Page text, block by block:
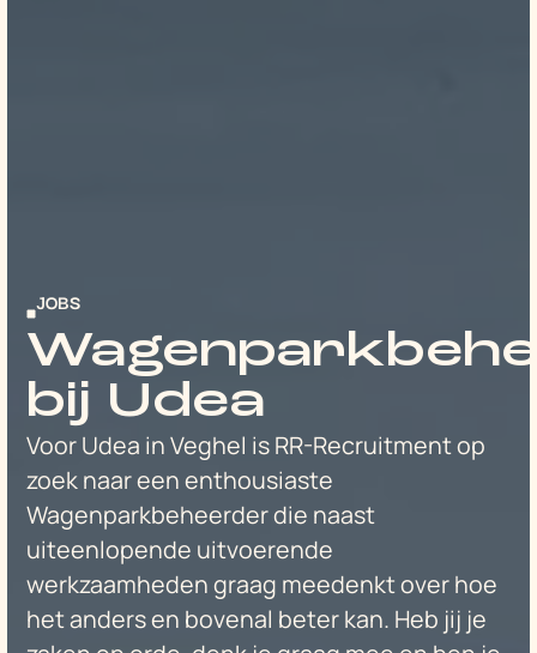
JOBS
bij Udea
Voor Udea in Veghel is RR-Recruitment op
zoek naar een enthousiaste
Wagenparkbeheerder die naast
uiteenlopende uitvoerende
werkzaamheden graag meedenkt over hoe
het anders en bovenal beter kan. Heb jij je